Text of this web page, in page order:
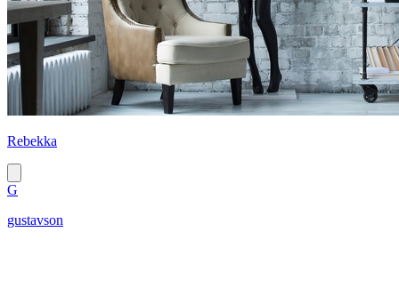
Rebekka
G
gustavson